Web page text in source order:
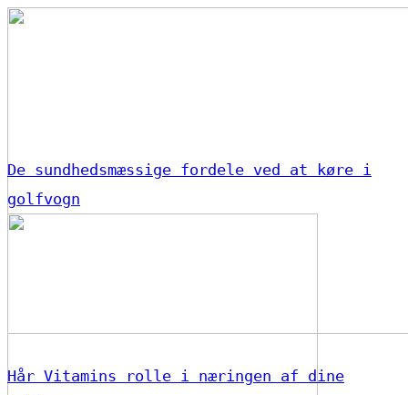
De sundhedsmæssige fordele ved at køre i
golfvogn
Hår Vitamins rolle i næringen af dine